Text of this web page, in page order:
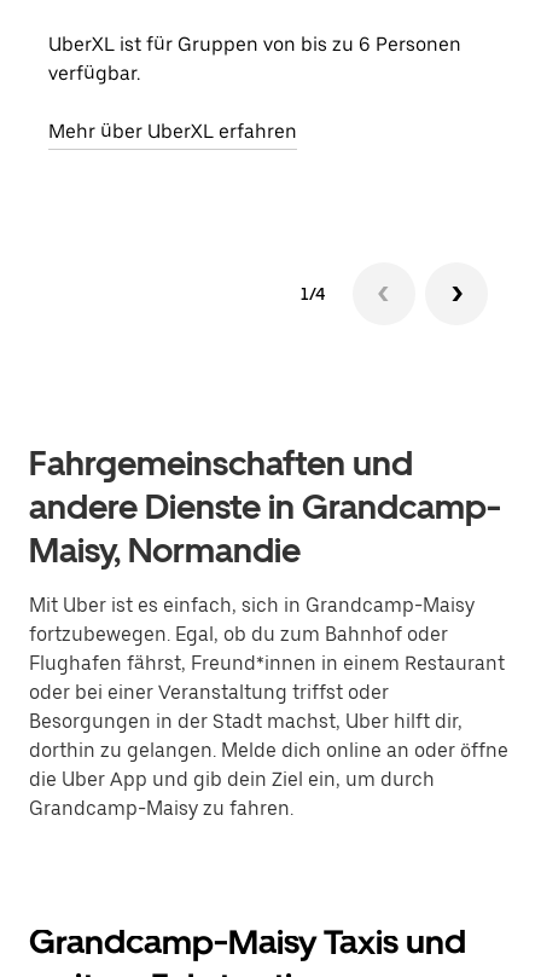
UberXL ist für Gruppen von bis zu 6 Personen
verfügbar.
Mehr über UberXL erfahren
1/4
Fahrgemeinschaften und
andere Dienste in Grandcamp-
Maisy, Normandie
Mit Uber ist es einfach, sich in Grandcamp-Maisy
fortzubewegen. Egal, ob du zum Bahnhof oder
Flughafen fährst, Freund*innen in einem Restaurant
oder bei einer Veranstaltung triffst oder
Besorgungen in der Stadt machst, Uber hilft dir,
dorthin zu gelangen. Melde dich online an oder öffne
die Uber App und gib dein Ziel ein, um durch
Grandcamp-Maisy zu fahren.
Grandcamp-Maisy Taxis und